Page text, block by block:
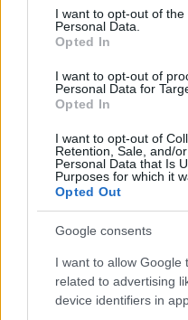
consent section.
I want to opt-out of the
Personal Data.
Opted In
I want to opt-out of
Personal Data for
Opted In
I want to opt-out of
Retention, Sale, and/
Personal Data that Is
Purposes for which it
Opted Out
Google consents
I want to allow Google
related to advertising
device identifiers in
Calangianus,
minori, Albieri:
Gallura, finti
50mila nel
Meteo Olbia 7
protagonisti